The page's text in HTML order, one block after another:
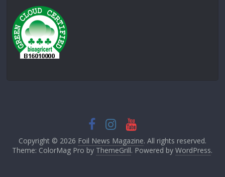
Copyright © 2026 Foil News Magazine. All rights reserved.
Theme: ColorMag Pro by ThemeGrill. Powered byWordPress.